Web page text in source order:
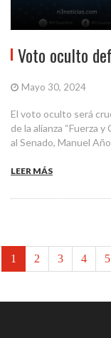
Voto oculto
Mayo 30, 2024
El voto oculto será
de la alianza “Fuerza
al Senado, Manuel
LEER MÁS
1 2 3 4 5